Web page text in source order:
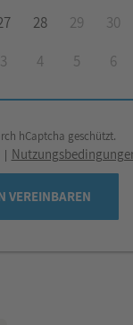
28 29
30
3 4 5 6
hCaptcha geschützt.
|
VEREINBAREN